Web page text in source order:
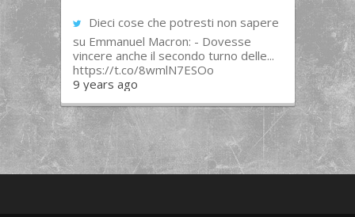
Dieci cose che potresti non sapere
su Emmanuel Macron: - Dovesse
vincere anche il secondo turno delle...
https://t.co/8wmlN7ESOo
9 years ago